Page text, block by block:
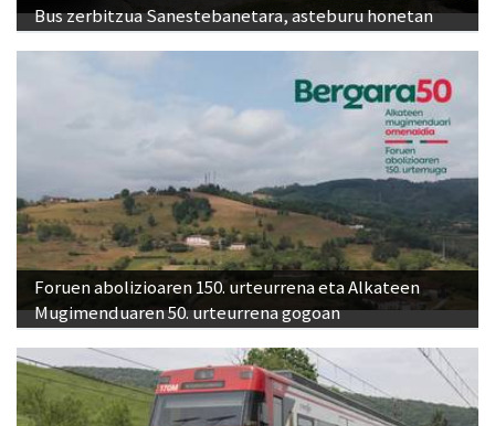
Bus zerbitzua Sanestebanetara, asteburu honetan
Foruen abolizioaren 150. urteurrena eta Alkateen
Mugimenduaren 50. urteurrena gogoan